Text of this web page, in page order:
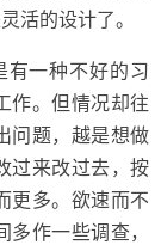
活的设计了。
有一种不好的习
作。但情况却往
问题，越是想做
过来改过去，按
更多。欲速而不
作一些调查，